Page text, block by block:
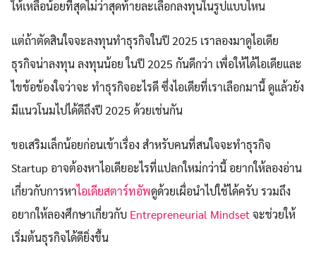
ให้เหลือน้อยที่สุดไม่ว่าสุดท้ายละเลือกลงทุนในรูปแบบไหน
แต่ถ้าตัดสินใจจะลงทุนทำธุรกิจในปี 2025 เราลองมาดูไอเดีย
ธุรกิจน่าลงทุน ลงทุนน้อย ในปี 2025 กันดีกว่า เพื่อให้ได้ไอเดียและ
ไขข้อข้องใจว่าจะ ทำธุรกิจอะไรดี ซึ่งไอเดียที่เราเลือกมานี้ ดูแล้วยัง
มีแนวโนมไปได้ดีถึงปี 2025 ด้วยเช่นกัน
ขอเสริมเล็กน้อยก่อนเข้าเรื่อง สำหรับคนที่สนใจจะทำธุรกิจ
Startup อาจต้องหาไอเดียอะไรที่แปลกใหม่กว่านี้ อยากให้ลองอ่าน
เกี่ยวกับการหาไอเดียสตาร์ทอัพดูด้วยเผื่อนำไปใช้ได้ครับ รวมถึง
อยากให้ลองศึกษาเกี่ยวกับ Entrepreneurial Mindsetจะช่วยให้
เริ่มต้นธุรกิจได้ดียิ่งขึ้น